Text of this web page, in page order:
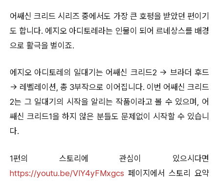
어쌔신 크리드 시리즈 중에서도 가장 큰 호평을 받았던 편이기
도 합니다. 에지오 아디토레라는 인물이 되어 르네상스를 배경
으로 활극을 벌이죠.
에지오 아디토레의 일대기는 어쌔신 크리드2 → 브라더 후드
→ 레벨레이션, 총 3부작으로 이어집니다. 이번 어쌔신 크리드
2는 그 일대기의 시작을 알리는 작품이라고 볼 수 있으며, 어
쌔신 크리드1을 하지 않은 분들도 문제없이 시작할 수 있습니
다.
1편의 스토리에 관심이 있으시다면
https://youtu.be/VIY4yFMxgcs 페이지에서 스토리 요약